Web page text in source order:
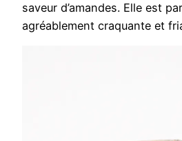
saveur d’amandes. Elle est
agréablement craquante et